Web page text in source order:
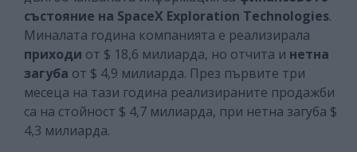
състояние на SpaceX Exploration Technologies.
Миналата година компанията е реализирала
приходи от $ 18,6 милиарда, но отчита и нетна
загуба от $ 4,9 милиарда. През първите три
месеца на тази година реализираните продажби
са на стойност $ 4,7 милиарда, при нетна загуба $
4,3 милиарда.